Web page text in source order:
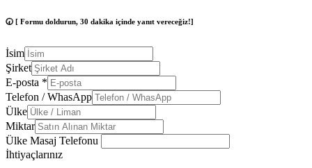
🕢 [ Formu doldurun, 30 dakika içinde yanıt vereceğiz!]
İsim
Şirket
E-posta *
Telefon / WhasApp
Ülke
Miktar
Ülke Masaj Telefonu
İhtiyaçlarınız